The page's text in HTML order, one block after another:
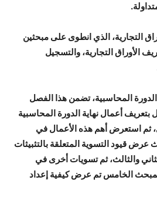
التجارية، الذي انطوى على مبحثين
الأوراق التجارية، والتسجيل
المحاسبية، تضمن هذا الفصل
أعمال نهاية الدورة المحاسبية
ثم استعرض أهم هذه الأعمال في
عرض قيود التسوية المتعلقة بالتثبيثات
والثالث، ثم تسويات أخرى في
الخامس تم عرض كيفية إعداد